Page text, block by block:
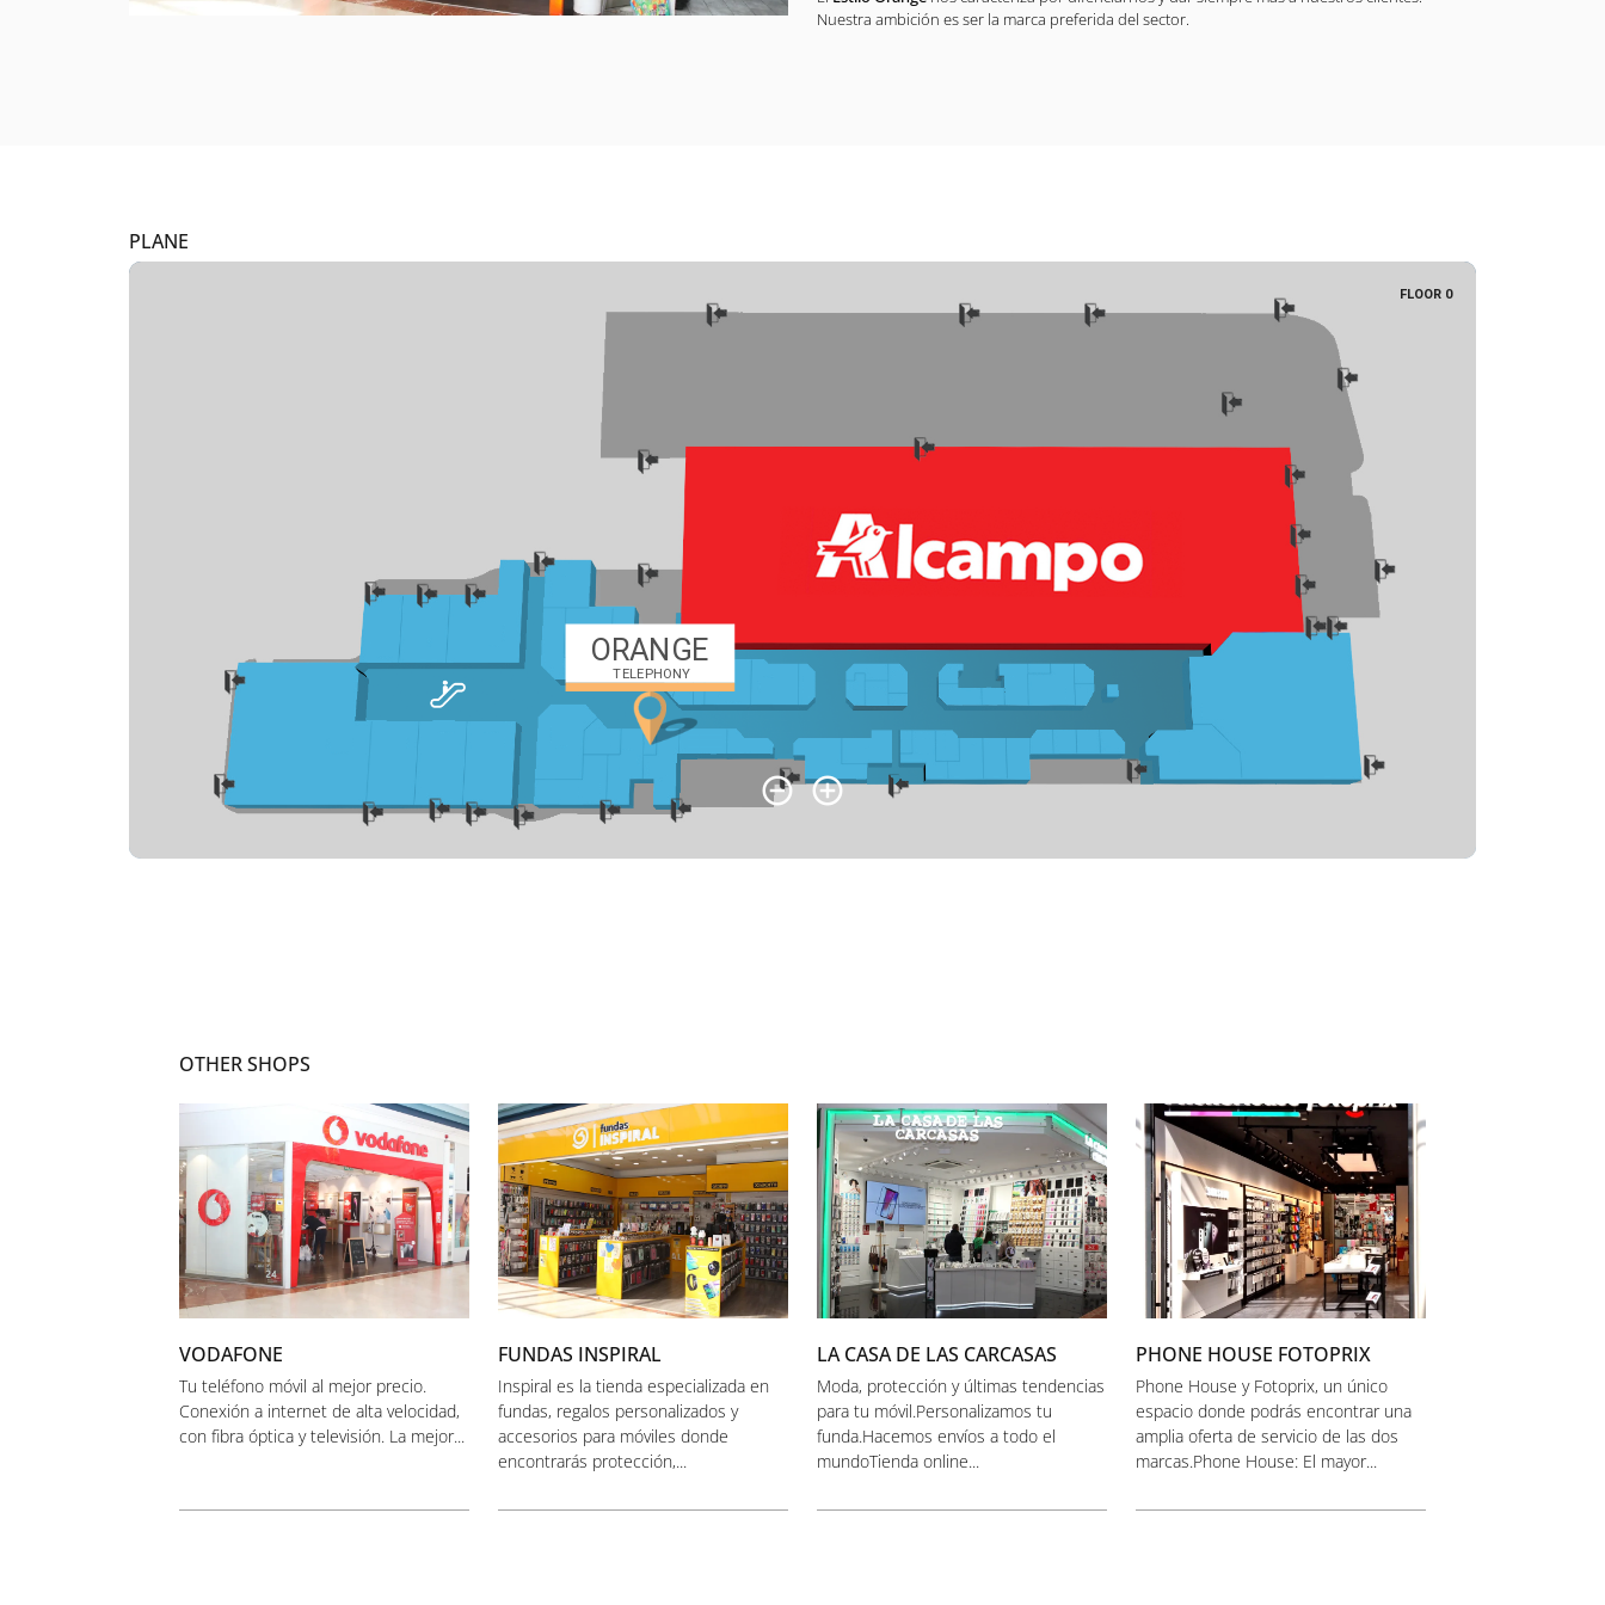
Nuestra ambición es ser la marca preferida del sector.
PLANE
OTHER SHOPS
VODAFONE
Tu teléfono móvil al mejor precio.
Conexión a internet de alta velocidad,
con fibra óptica y televisión. La mejor...
FUNDAS INSPIRAL
Inspiral es la tienda especializada en
fundas, regalos personalizados y
accesorios para móviles donde
encontrarás protección,...
LA CASA DE LAS CARCASAS
Moda, protección y últimas tendencias
para tu móvil.Personalizamos tu
funda.Hacemos envíos a todo el
mundoTienda online...
PHONE HOUSE FOTOPRIX
Phone House y Fotoprix, un único
espacio donde podrás encontrar una
amplia oferta de servicio de las dos
marcas.Phone House: El mayor...